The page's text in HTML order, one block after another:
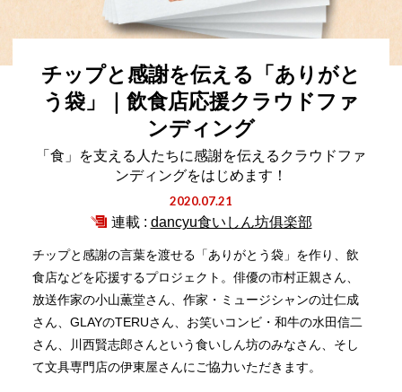
チップと感謝を伝える「ありがと
う袋」｜飲食店応援クラウドファ
ンディング
「食」を支える人たちに感謝を伝えるクラウドファ
ンディングをはじめます！
2020.07.21
連載 : dancyu食いしん坊俱楽部
チップと感謝の言葉を渡せる「ありがとう袋」を作り、飲
食店などを応援するプロジェクト。俳優の市村正親さん、
放送作家の小山薫堂さん、作家・ミュージシャンの辻仁成
さん、GLAYのTERUさん、お笑いコンビ・和牛の水田信二
さん、川西賢志郎さんという食いしん坊のみなさん、そし
て文具専門店の伊東屋さんにご協力いただきます。